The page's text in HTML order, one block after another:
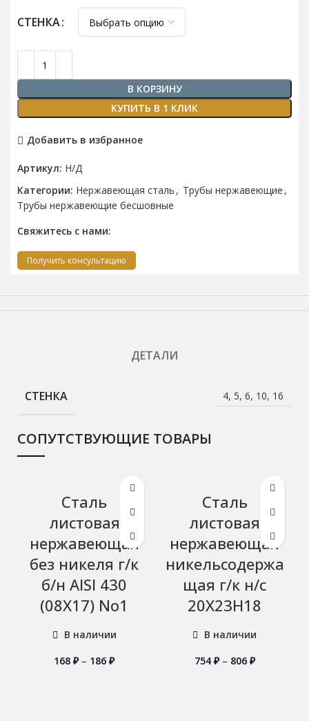
СТЕНКА
В КОРЗИНУ
КУПИТЬ В 1 КЛИК
Добавить в избранное
Артикул: Н/Д
Категории: Нержавеющая сталь , Трубы нержавеющие ,
Трубы нержавеющие бесшовные
Свяжитесь с нами:
Получить консультацию
ДЕТАЛИ
СТЕНКА 4, 5, 6, 10, 16
СОПУТСТВУЮЩИЕ ТОВАРЫ
Сталь
листовая
нержавеющая
без никеля г/к
б/н AISI 430
(08Х17) No1
В наличии
168 ₽ – 186 ₽
Сталь
листовая
нержавеющая
никельсодержа
щая г/к н/с
20Х23Н18
В наличии
754 ₽ – 806 ₽